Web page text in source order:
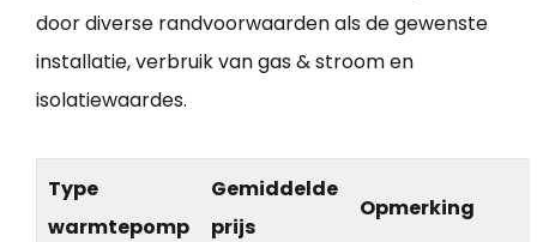
door diverse randvoorwaarden als de gewenste
installatie, verbruik van gas & stroom en
isolatiewaardes.
Type
warmtepomp
Gemiddelde
prijs
Opmerking